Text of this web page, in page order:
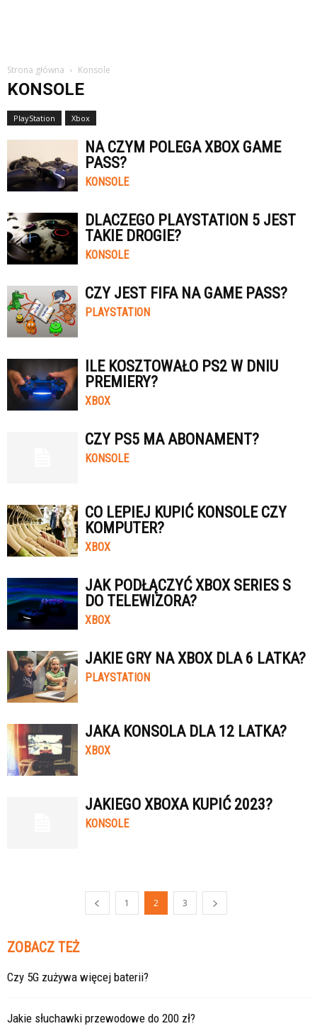
Strona główna Konsole
KONSOLE
PlayStation Xbox
NA CZYM POLEGA XBOX GAME
PASS?
KONSOLE
DLACZEGO PLAYSTATION 5 JEST
TAKIE DROGIE?
KONSOLE
CZY JEST FIFA NA GAME PASS?
PLAYSTATION
ILE KOSZTOWAŁO PS2 W DNIU
PREMIERY?
XBOX
CZY PS5 MA ABONAMENT?
KONSOLE
CO LEPIEJ KUPIĆ KONSOLE CZY
KOMPUTER?
XBOX
JAK PODŁĄCZYĆ XBOX SERIES S
DO TELEWIZORA?
XBOX
JAKIE GRY NA XBOX DLA 6 LATKA?
PLAYSTATION
JAKA KONSOLA DLA 12 LATKA?
XBOX
JAKIEGO XBOXA KUPIĆ 2023?
KONSOLE
1 2 3
ZOBACZ TEŻ
Czy 5G zużywa więcej baterii?
Jakie słuchawki przewodowe do 200 zł?